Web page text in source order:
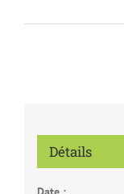
Détails